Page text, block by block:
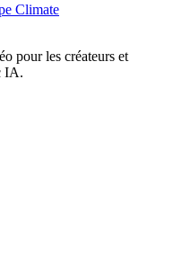
Climate
pour les créateurs et
IA.